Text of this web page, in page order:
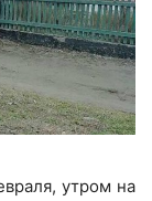
утром на